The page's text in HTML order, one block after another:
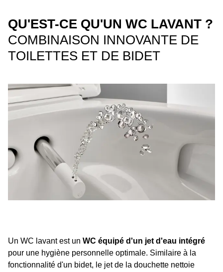
QU'EST-CE QU'UN WC LAVANT ?
COMBINAISON INNOVANTE DE
TOILETTES ET DE BIDET
Un WC lavant est un WC équipé d'un jet d'eau intégré
pour une hygiène personnelle optimale. Similaire à la
fonctionnalité d'un bidet, le jet de la douchette nettoie